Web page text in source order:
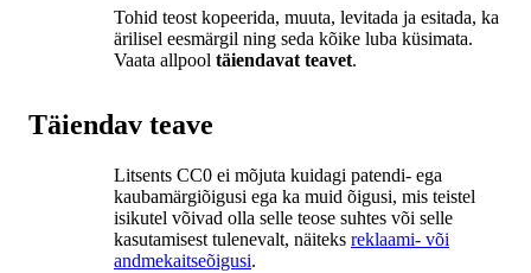
Tohid teost kopeerida, muuta, levitada ja esitada, ka
ärilisel eesmärgil ning seda kõike luba küsimata.
Vaata allpool täiendavat teavet.
Täiendav teave
Litsents CC0 ei mõjuta kuidagi patendi- ega
kaubamärgiõigusi ega ka muid õigusi, mis teistel
isikutel võivad olla selle teose suhtes või selle
kasutamisest tulenevalt, näiteks reklaami- või
andmekaitseõigusi.